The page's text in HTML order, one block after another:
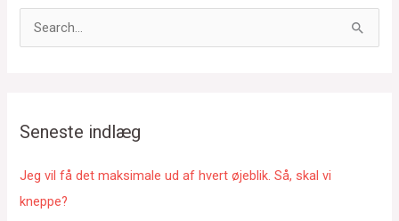
ø
f
e
r
Seneste indlæg
Jeg vil få det maksimale ud af hvert øjeblik. Så, skal vi
kneppe?